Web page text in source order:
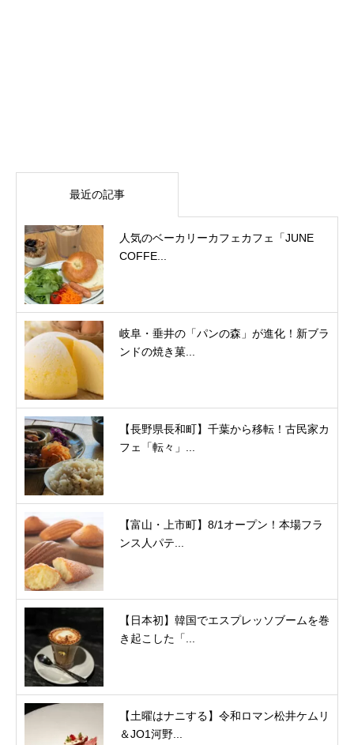
最近の記事
人気のベーカリーカフェカフェ「JUNE
COFFE...
岐阜・垂井の「パンの森」が進化！新ブラ
ンドの焼き菓...
【長野県長和町】千葉から移転！古民家カ
フェ「転々」...
【富山・上市町】8/1オープン！本場フラ
ンス人パテ...
【日本初】韓国でエスプレッソブームを巻
き起こした「...
【土曜はナニする】令和ロマン松井ケムリ
＆JO1河野...